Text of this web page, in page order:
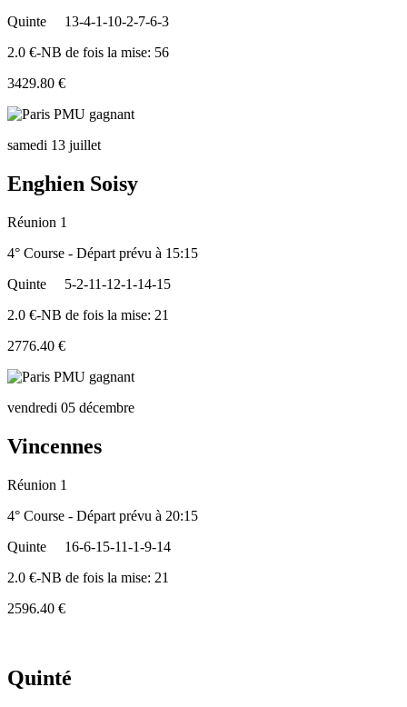
Quinte
13-4-1-10-2-7-6-3
2.0 €-NB de fois la mise: 56
3429.80 €
samedi 13 juillet
Enghien Soisy
Réunion 1
4° Course - Départ prévu à 15:15
Quinte
5-2-11-12-1-14-15
2.0 €-NB de fois la mise: 21
2776.40 €
vendredi 05 décembre
Vincennes
Réunion 1
4° Course - Départ prévu à 20:15
Quinte
16-6-15-11-1-9-14
2.0 €-NB de fois la mise: 21
2596.40 €
Quinté